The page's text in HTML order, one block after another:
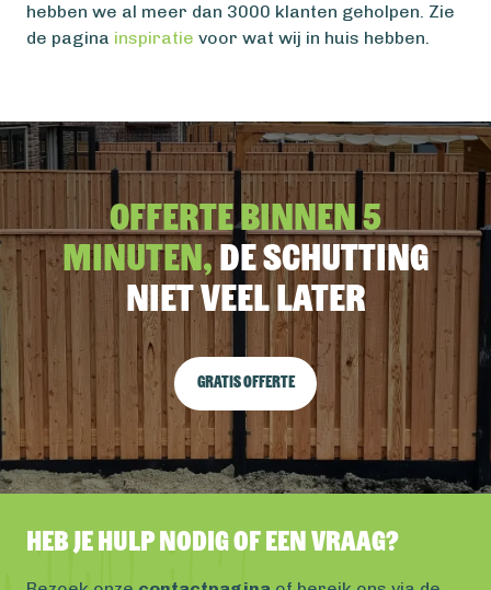
hebben we al meer dan 3000 klanten geholpen. Zie
de pagina inspiratie voor wat wij in huis hebben.
Offerte binnen 5
minuten,De schutting
niet veel later
Gratis offerte
Heb je hulp nodig of een vraag?